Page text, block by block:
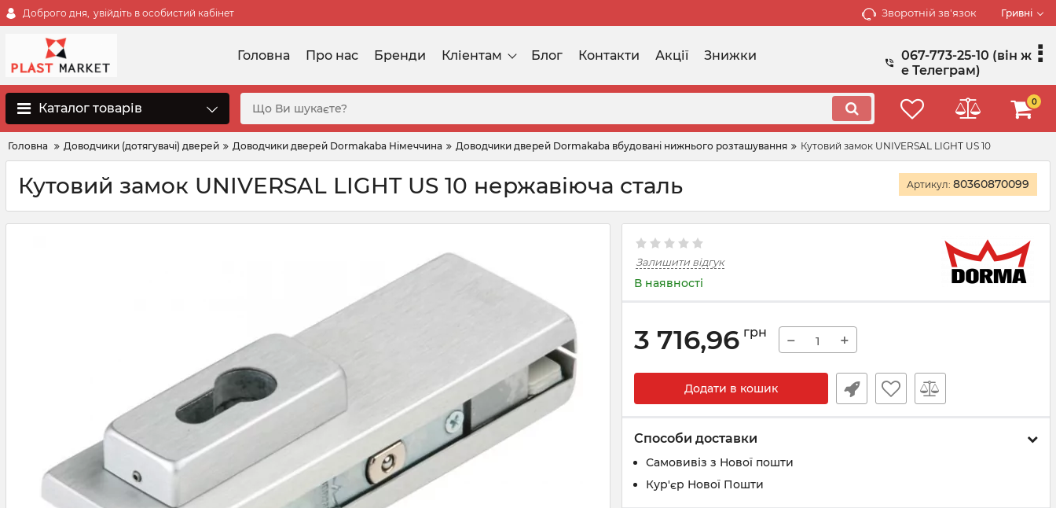
Доброго дня, увійдіть в особистий кабінет Зворотній зв'язок Гривні
Головна Про нас Бренди Кліентам Блог Контакти Акції Знижки
067-773-25-10 (він ж
е Телеграм)
Каталог товарів 0
Головна Доводчики (дотягувачі) дверей Доводчики дверей Dormakaba Німеччина Доводчики дверей Dormakaba вбудовані нижнього розташування Кутовий замок UNIVERSAL LIGHT US 10
Кутовий замок UNIVERSAL LIGHT US 10 нержавіюча сталь Артикул: 80360870099
Залишити відгук
В наявності
3 716,96 грн − +
Додати в кошик
Способи доставки
Самовивіз з Нової пошти
Кур'єр Нової Пошти